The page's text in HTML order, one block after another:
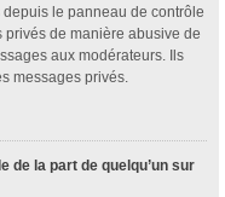
le panneau de contrôle
privés de manière abusive de
aux modérateurs. Ils
messages privés.
de la part de quelqu’un sur